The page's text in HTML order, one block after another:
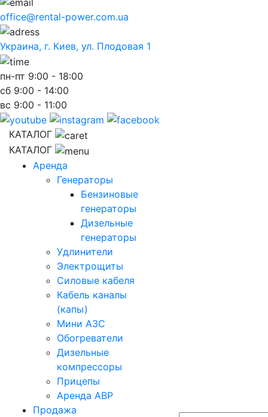
office@rental-power.com.ua
Украина, г. Киев, ул. Плодовая 1
пн-пт 9:00 - 18:00
сб 9:00 - 14:00
вс 9:00 - 11:00
КАТАЛОГ
КАТАЛОГ
Аренда
Генераторы
Бензиновые
генераторы
Дизельные
генераторы
Удлинители
Электрощиты
Силовые кабеля
Кабель каналы
(капы)
Мини АЗС
Обогреватели
Дизельные
компрессоры
Прицепы
Аренда АВР
Продажа